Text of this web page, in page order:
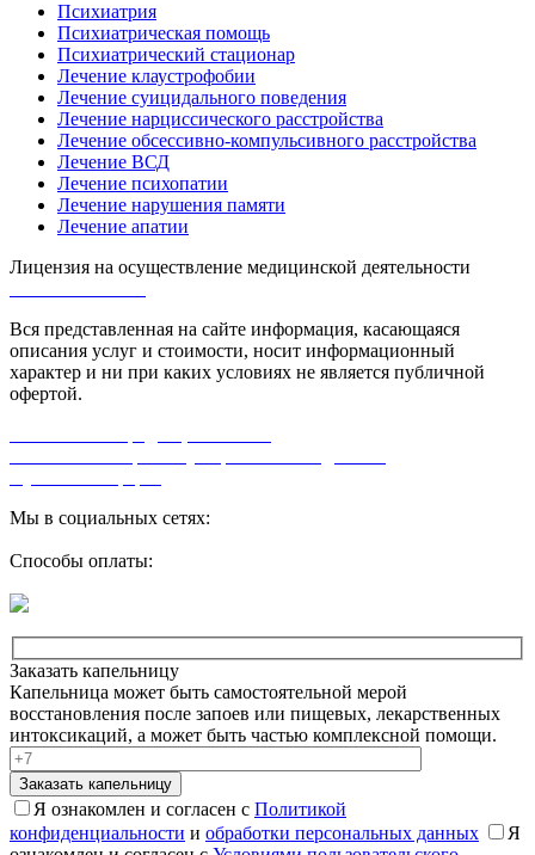
Психиатрия
Психиатрическая помощь
Психиатрический стационар
Лечение клаустрофобии
Лечение суицидального поведения
Лечение нарциссического расстройства
Лечение обсессивно-компульсивного расстройства
Лечение ВСД
Лечение психопатии
Лечение нарушения памяти
Лечение апатии
Лицензия на осуществление медицинской деятельности
Вся представленная на сайте информация, касающаяся
описания услуг и стоимости, носит информационный
характер и ни при каких условиях не является публичной
офертой.
Мы в социальных сетях:
Способы оплаты:
Заказать капельницу
Капельница может быть самостоятельной мерой
восстановления после запоев или пищевых, лекарственных
интоксикаций, а может быть частью комплексной помощи.
Заказать капельницу
Я ознакомлен и согласен с Политикой
конфиденциальности и обработки персональных данных
Я